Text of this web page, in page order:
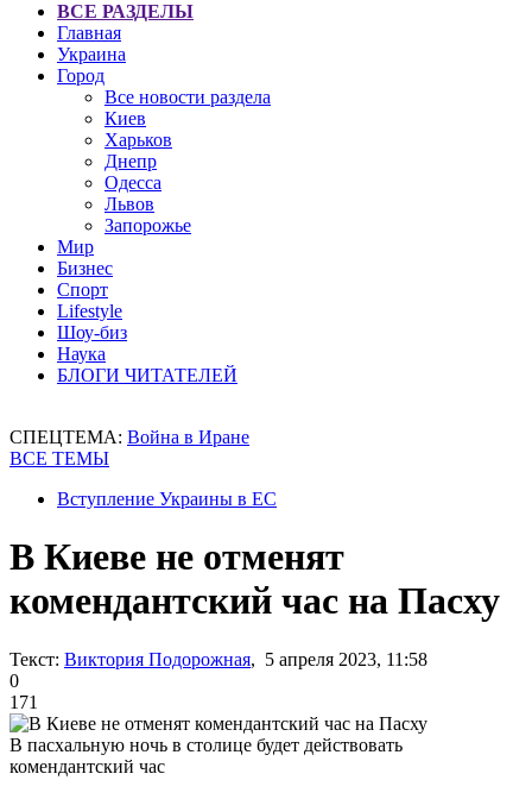
ВСЕ РАЗДЕЛЫ
Главная
Украина
Город
Все новости раздела
Киев
Харьков
Днепр
Одесса
Львов
Запорожье
Мир
Бизнес
Спорт
Lifestyle
Шоу-биз
Наука
БЛОГИ ЧИТАТЕЛЕЙ
СПЕЦТЕМА: Война в Иране
ВСЕ ТЕМЫ
Вступление Украины в ЕС
В Киеве не отменят
комендантский час на Пасху
Текст: Виктория Подорожная, 5 апреля 2023, 11:58
0
171
В пасхальную ночь в столице будет действовать
комендантский час